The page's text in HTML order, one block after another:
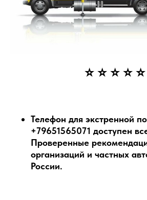
⭐ ⭐ ⭐ ⭐ ⭐
Телефон для экстренной
+79651565071 доступен
Проверенные
организаций и частных
России.